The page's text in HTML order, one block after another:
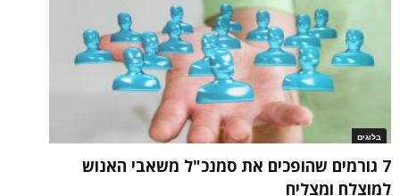
בלוגים
7 גורמים שהופכים את סמנכ"ל משאבי האנוש
למוצלח ומצליח